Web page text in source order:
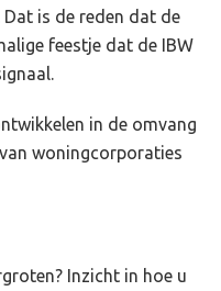
is de reden dat de
feestje dat de IBW
in de omvang
woningcorporaties
Inzicht in hoe u